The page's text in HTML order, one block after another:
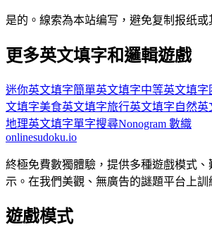
是的。線索為本站编写，避免复制报纸或
更多英文填字和邏輯遊戲
迷你英文填字簡單英文填字中等英文填字
文填字美食英文填字旅行英文填字自然英
地理英文填字單字搜尋Nonogram 數織
onlinesudoku.io
終極免費數獨體驗，提供多種遊戲模式、
示。在我們美觀、無廣告的謎題平台上訓
遊戲模式